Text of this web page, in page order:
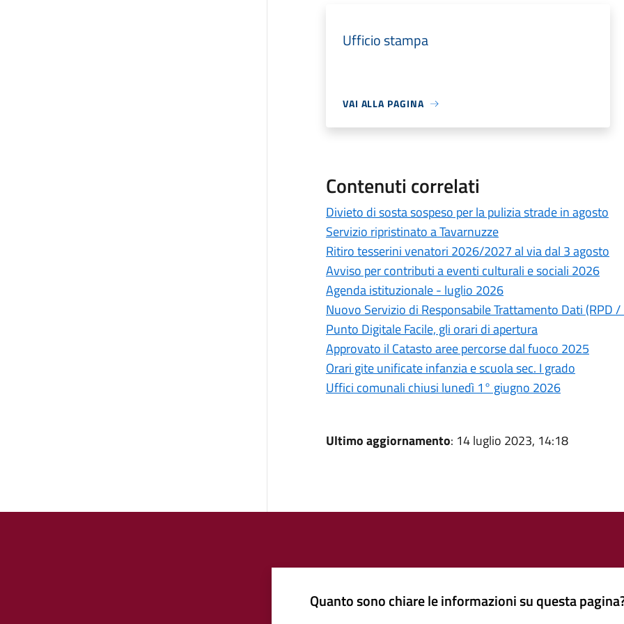
Ufficio stampa
VAI ALLA PAGINA
Contenuti correlati
Divieto di sosta sospeso per la pulizia strade in agosto
Servizio ripristinato a Tavarnuzze
Ritiro tesserini venatori 2026/2027 al via dal 3 agosto
Avviso per contributi a eventi culturali e sociali 2026
Agenda istituzionale - luglio 2026
Nuovo Servizio di Responsabile Trattamento Dati (RPD /
Punto Digitale Facile, gli orari di apertura
Approvato il Catasto aree percorse dal fuoco 2025
Orari gite unificate infanzia e scuola sec. I grado
Uffici comunali chiusi lunedì 1° giugno 2026
Ultimo aggiornamento: 14 luglio 2023, 14:18
Quanto sono chiare le informazioni su questa